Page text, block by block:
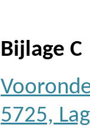
Bijlage C
5725,